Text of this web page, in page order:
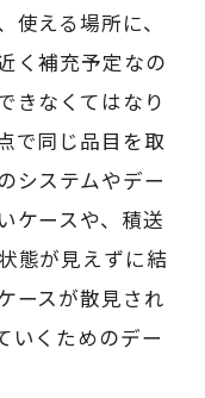
える場所に、
く補充予定なの
きなくてはなり
で同じ品目を取
システムやデー
ケースや、積送
態が見えずに結
ースが散見され
いくためのデー